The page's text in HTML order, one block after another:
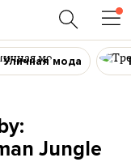
Уличная мода
Jungle